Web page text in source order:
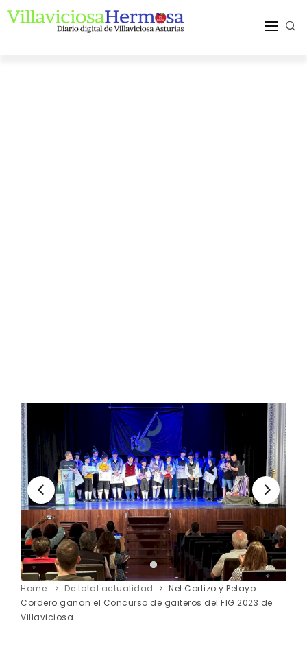
Home De total actualidad
Nel Cortizo y Pelayo
Cordero ganan eI Concurso de gaiteros del FIG 2023 de
Villaviciosa